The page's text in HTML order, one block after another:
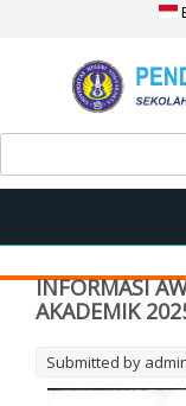
Search form
INFORMASI
AKADEMIK
Submitted by